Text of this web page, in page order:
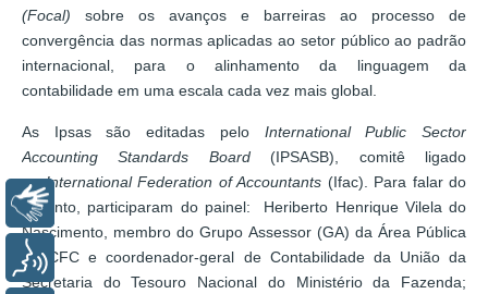
(Focal) sobre os avanços e barreiras ao processo de
convergência das normas aplicadas ao setor público ao padrão
internacional, para o alinhamento da linguagem da
contabilidade em uma escala cada vez mais global.
As Ipsas são editadas pelo International Public Sector
Accounting Standards Board(IPSASB), comitê ligado
aoInternational Federation of Accountants (Ifac). Para falar do
assunto, participaram do painel: Heriberto Henrique Vilela do
Nascimento, membro do Grupo Assessor (GA) da Área Pública
do CFC e coordenador-geral de Contabilidade da União da
Secretaria do Tesouro Nacional do Ministério da Fazenda;
Libras
Voz